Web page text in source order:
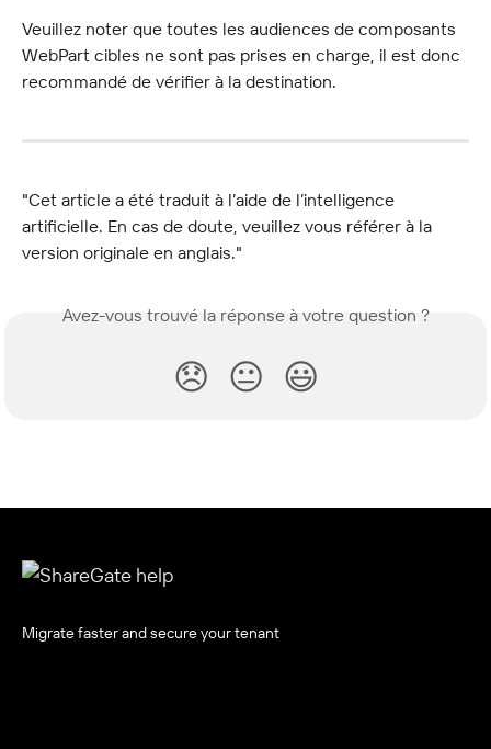
Veuillez noter que toutes les audiences de composants
WebPart cibles ne sont pas prises en charge, il est donc
recommandé de vérifier à la destination.
"Cet article a été traduit à l’aide de l’intelligence
artificielle. En cas de doute, veuillez vous référer à la
version originale en anglais."
Avez-vous trouvé la réponse à votre question ?
😞 😐 😃
Migrate faster and secure your tenant